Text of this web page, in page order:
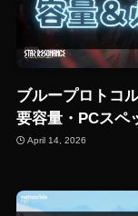
ブループロトコ
要容量・PCスペ
April 14, 2026